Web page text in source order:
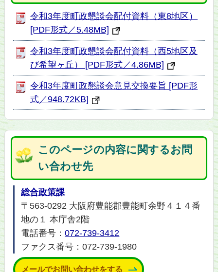
令和3年度町政懇談会配付資料（東8地区）
[PDF形式／5.48MB]
令和3年度町政懇談会配付資料（西5地区及
び希望ヶ丘） [PDF形式／4.86MB]
令和3年度町政懇談会意見交換要旨 [PDF形
式／948.72KB]
このページの内容に関するお問
い合わせ先
総合政策課
〒563-0292 大阪府豊能郡豊能町余野４１４番
地の１ 本庁舎2階
電話番号：072-739-3412
ファクス番号：072-739-1980
メールでお問い合わせをする